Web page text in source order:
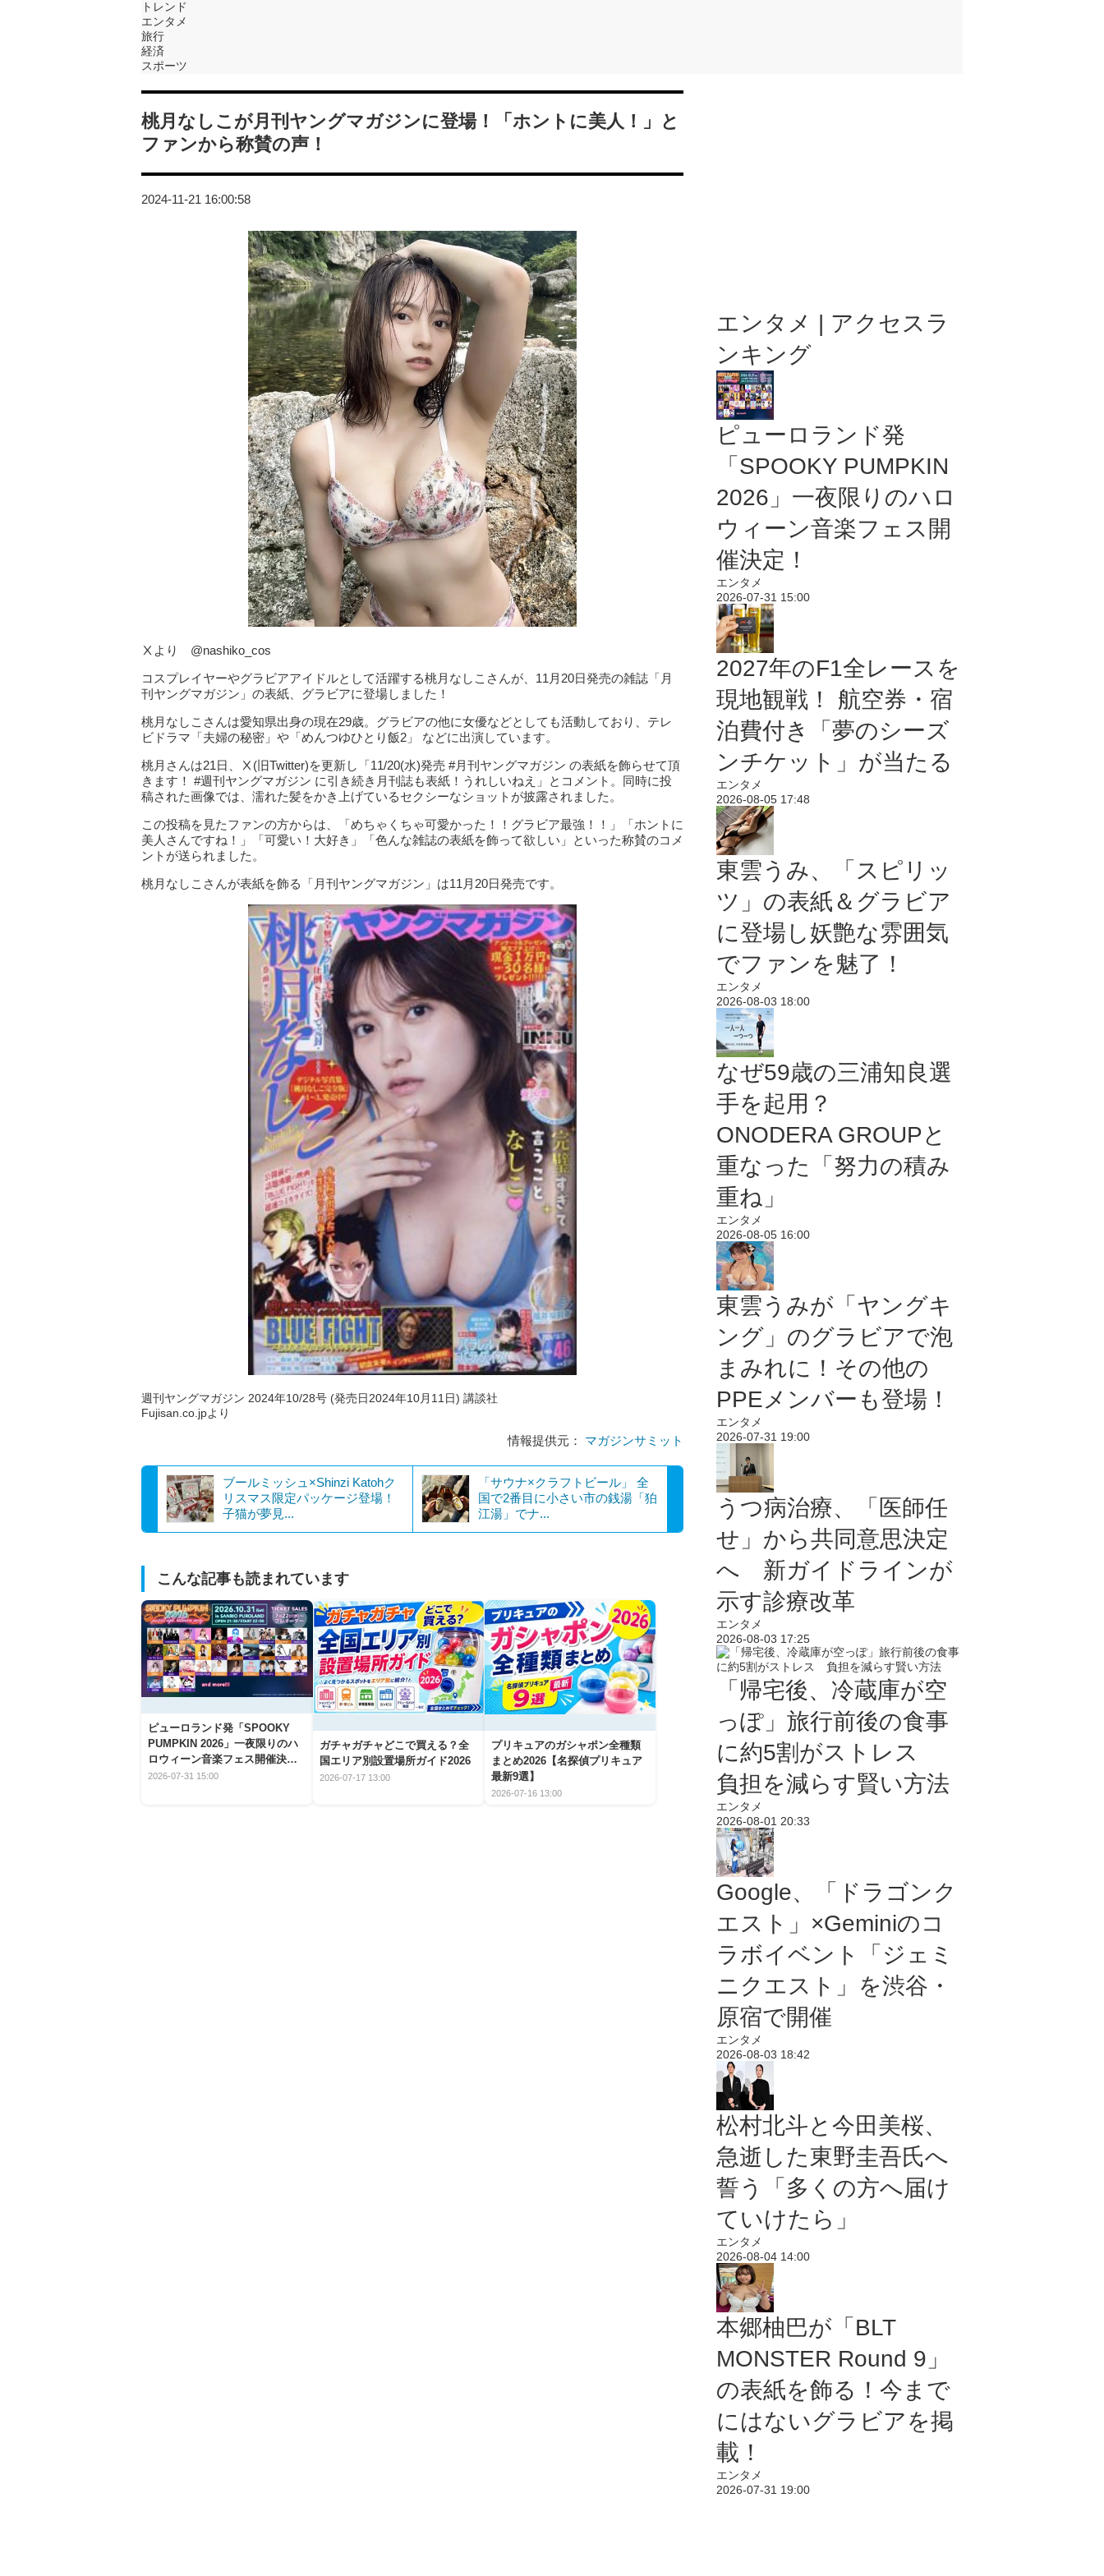
トレンド
エンタメ
旅行
経済
スポーツ
桃月なしこが月刊ヤングマガジンに登場！「ホントに美人！」と
ファンから称賛の声！
2024-11-21 16:00:58
Ⅹより @nashiko_cos
コスプレイヤーやグラビアアイドルとして活躍する桃月なしこさんが、11月20日発売の雑誌「月
刊ヤングマガジン」の表紙、グラビアに登場しました！
桃月なしこさんは愛知県出身の現在29歳。グラビアの他に女優などとしても活動しており、テレ
ビドラマ「夫婦の秘密」や「めんつゆひとり飯2」 などに出演しています。
桃月さんは21日、Ⅹ(旧Twitter)を更新し「11/20(水)発売 #月刊ヤングマガジン の表紙を飾らせて頂
きます！ #週刊ヤングマガジン に引き続き月刊誌も表紙！うれしいねえ」とコメント。同時に投
稿された画像では、濡れた髪をかき上げているセクシーなショットが披露されました。
この投稿を見たファンの方からは、「めちゃくちゃ可愛かった！！グラビア最強！！」「ホントに
美人さんですね！」「可愛い！大好き」「色んな雑誌の表紙を飾って欲しい」といった称賛のコメ
ントが送られました。
桃月なしこさんが表紙を飾る「月刊ヤングマガジン」は11月20日発売です。
週刊ヤングマガジン 2024年10/28号 (発売日2024年10月11日) 講談社
Fujisan.co.jpより
情報提供元： マガジンサミット
ブールミッシュ×Shinzi Katohク
リスマス限定パッケージ登場！
子猫が夢見...
「サウナ×クラフトビール」 全
国で2番目に小さい市の銭湯「狛
江湯」でナ...
こんな記事も読まれています
ピューロランド発「SPOOKY
PUMPKIN 2026」一夜限りのハ
ロウィーン音楽フェス開催決
定！
2026-07-31 15:00
ガチャガチャどこで買える？全
国エリア別設置場所ガイド2026
2026-07-17 13:00
プリキュアのガシャポン全種類
まとめ2026【名探偵プリキュア
最新9選】
2026-07-16 13:00
エンタメ | アクセスラ
ンキング
ピューロランド発
「SPOOKY PUMPKIN
2026」一夜限りのハロ
ウィーン音楽フェス開
催決定！
エンタメ
2026-07-31 15:00
2027年のF1全レースを
現地観戦！ 航空券・宿
泊費付き「夢のシーズ
ンチケット」が当たる
エンタメ
2026-08-05 17:48
東雲うみ、「スピリッ
ツ」の表紙＆グラビア
に登場し妖艶な雰囲気
でファンを魅了！
エンタメ
2026-08-03 18:00
なぜ59歳の三浦知良選
手を起用？
ONODERA GROUPと
重なった「努力の積み
重ね」
エンタメ
2026-08-05 16:00
東雲うみが「ヤングキ
ング」のグラビアで泡
まみれに！その他の
PPEメンバーも登場！
エンタメ
2026-07-31 19:00
うつ病治療、「医師任
せ」から共同意思決定
へ 新ガイドラインが
示す診療改革
エンタメ
2026-08-03 17:25
「帰宅後、冷蔵庫が空
っぽ」旅行前後の食事
に約5割がストレス
負担を減らす賢い方法
エンタメ
2026-08-01 20:33
Google、「ドラゴンク
エスト」×Geminiのコ
ラボイベント「ジェミ
ニクエスト」を渋谷・
原宿で開催
エンタメ
2026-08-03 18:42
松村北斗と今田美桜、
急逝した東野圭吾氏へ
誓う「多くの方へ届け
ていけたら」
エンタメ
2026-08-04 14:00
本郷柚巴が「BLT
MONSTER Round 9」
の表紙を飾る！今まで
にはないグラビアを掲
載！
エンタメ
2026-07-31 19:00